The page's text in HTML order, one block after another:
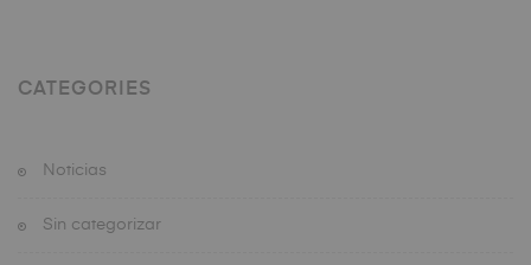
CATEGORIES
Noticias
Sin categorizar